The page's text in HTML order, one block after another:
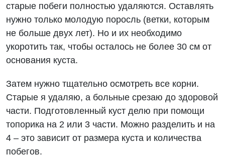
старые побеги полностью удаляются. Оставлять
нужно только молодую поросль (ветки, которым
не больше двух лет). Но и их необходимо
укоротить так, чтобы осталось не более 30 см от
основания куста.
Затем нужно тщательно осмотреть все корни.
Старые я удаляю, а больные срезаю до здоровой
части. Подготовленный куст делю при помощи
топорика на 2 или 3 части. Можно разделить и на
4 – это зависит от размера куста и количества
побегов.